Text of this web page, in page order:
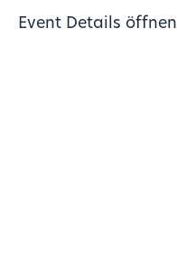
Event Details öffnen